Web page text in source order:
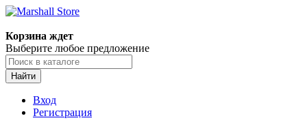
Корзина ждет
Выберите любое предложение
Найти
Вход
Регистрация